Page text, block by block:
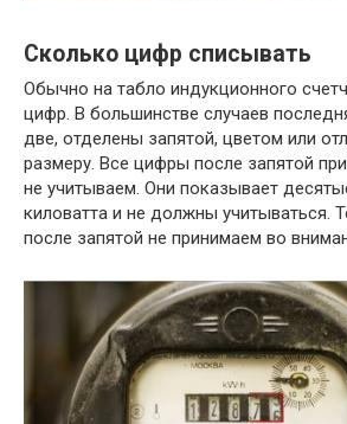
Сколько цифр списывать
Обычно на табло индукционного
цифр. В большинстве случаев
две, отделены запятой, цветом или
размеру. Все цифры после запятой
не учитываем. Они показывает
киловатта и не должны учитываться.
после запятой не принимаем во